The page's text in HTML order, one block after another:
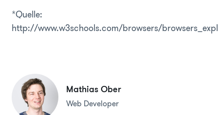
*Quelle:
http://www.w3schools.com/browsers/
Mathias Ober
Web Developer